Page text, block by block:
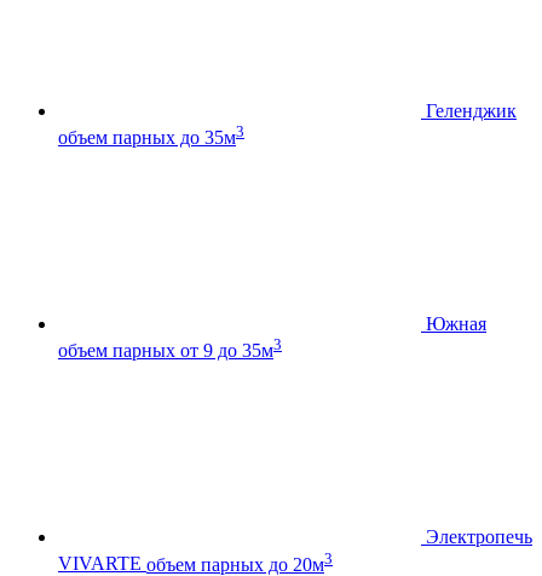
Геленджик
объем парных до 35м3
Южная
объем парных от 9 до 35м3
Электропечь
VIVARTE объем парных до 20м3